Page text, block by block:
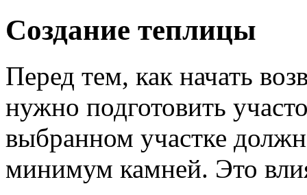
Создание теплицы
Перед тем, как начать
нужно подготовить
выбранном участке
минимум камней. Это